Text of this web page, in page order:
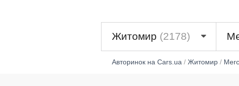
Житомир (2178)
Авторинок на Cars.ua/ Житомир/